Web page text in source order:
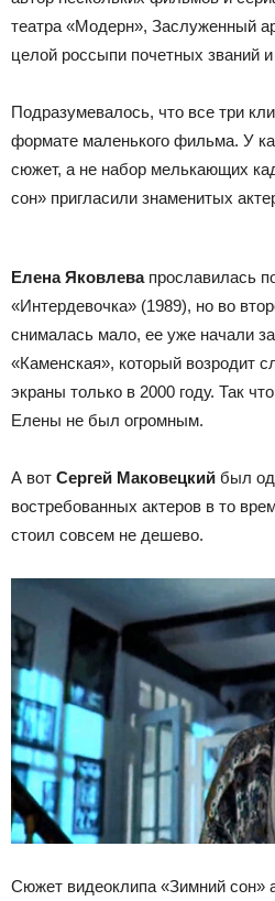
театра «Модерн», Заслуженный
целой россыпи почетных званий и
Подразумевалось, что все три
формате маленького фильма. У
сюжет, а не набор мелькающих
сон» пригласили знаменитых
Елена Яковлевапрославилась
«Интердевочка» (1989), но во
снималась мало, ее уже начали
«Каменская», который возродит
экраны только в 2000 году. Так
Елены не был огромным.
А вот Сергей Маковецкий был
востребованных актеров в то
стоил совсем не дешево.
Сюжет видеоклипа «Зимний сон»